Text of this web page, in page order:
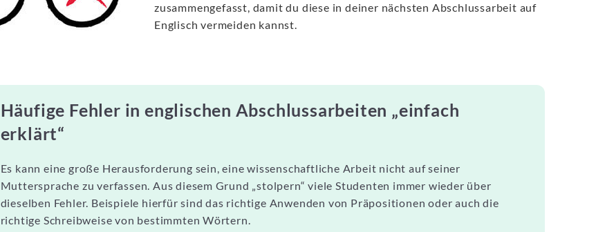
zusammengefasst, damit du diese in deiner nächsten Abschlussarbeit auf
Englisch vermeiden kannst.
Häufige Fehler in englischen Abschlussarbeiten „einfach
erklärt“
Es kann eine große Herausforderung sein, eine wissenschaftliche Arbeit nicht auf seiner
Muttersprache zu verfassen. Aus diesem Grund „stolpern“ viele Studenten immer wieder über
dieselben Fehler. Beispiele hierfür sind das richtige Anwenden von Präpositionen oder auch die
richtige Schreibweise von bestimmten Wörtern.